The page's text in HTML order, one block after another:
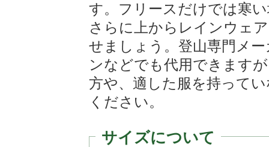
す。フリースだけでは寒
さらに上からレインウェ
せましょう。登山専門メ
ンなどでも代用できます
方や、適した服を持って
ください。
サイズについて